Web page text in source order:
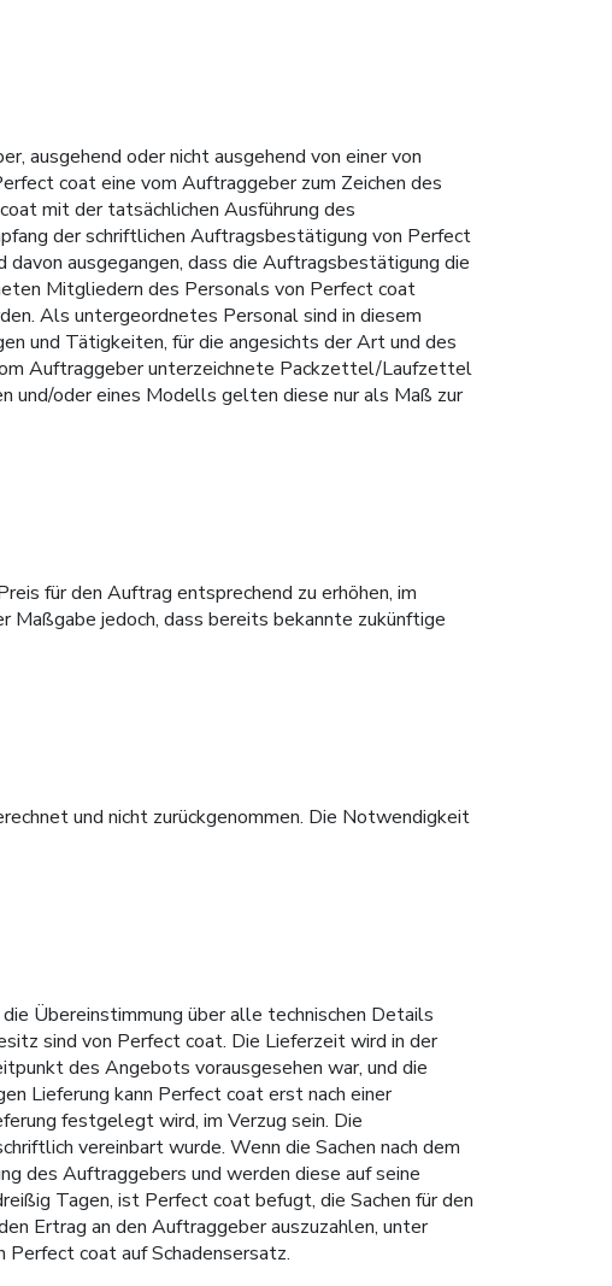
ausgehend oder nicht ausgehend von einer von
coat eine vom Auftraggeber zum Zeichen des
mit der tatsächlichen Ausführung des
der schriftlichen Auftragsbestätigung von Perfect
ausgegangen, dass die Auftragsbestätigung die
Mitgliedern des Personals von Perfect coat
Als untergeordnetes Personal sind in diesem
und Tätigkeiten, für die angesichts der Art und des
Auftraggeber unterzeichnete Packzettel/Laufzettel
und/oder eines Modells gelten diese nur als Maß zur
für den Auftrag entsprechend zu erhöhen, im
Maßgabe jedoch, dass bereits bekannte zukünftige
und nicht zurückgenommen. Die Notwendigkeit
Übereinstimmung über alle technischen Details
sind von Perfect coat. Die Lieferzeit wird in der
des Angebots vorausgesehen war, und die
Lieferung kann Perfect coat erst nach einer
festgelegt wird, im Verzug sein. Die
vereinbart wurde. Wenn die Sachen nach dem
des Auftraggebers und werden diese auf seine
Tagen, ist Perfect coat befugt, die Sachen für den
Ertrag an den Auftraggeber auszuzahlen, unter
coat auf Schadensersatz.